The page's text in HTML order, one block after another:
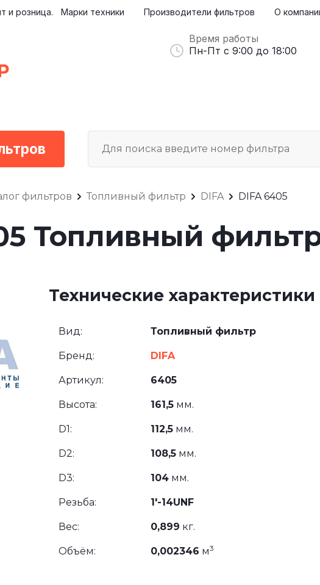
и розница. Марки техники Производители фильтров О
Время работы
Пн-Пт с 9:00 до 18:00
фильтров Топливный фильтр DIFA DIFA 6405
Топливный
Технические характеристики
Вид: Топливный фильтр
Бренд: DIFA
Артикул: 6405
Высота: 161,5 мм.
D1: 112,5 мм.
D2: 108,5 мм.
D3: 104 мм.
Резьба: 1'-14UNF
Вес: 0,899 кг.
Объём: 0,002346 м3